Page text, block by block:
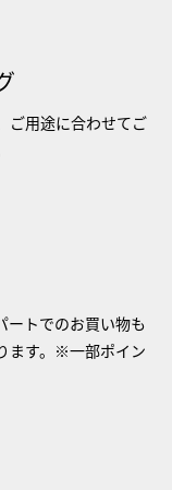
ご用途に合わせてご
ートでのお買い物も
ます。※一部ポイン